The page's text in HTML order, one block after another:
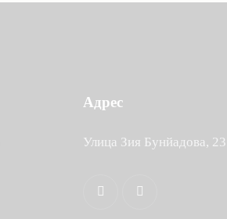
Адрес
Улица Зия Бунйадова, 23